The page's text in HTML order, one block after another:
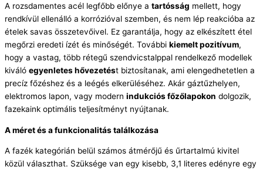
A rozsdamentes acél legfőbb előnye a tartósság mellett, hogy
rendkívül ellenálló a korrózióval szemben, és nem lép reakcióba az
ételek savas összetevőivel. Ez garantálja, hogy az elkészített étel
megőrzi eredeti ízét és minőségét. További kiemelt pozitívum,
hogy a vastag, több rétegű szendvicstalppal rendelkező modellek
kiváló egyenletes hővezetést biztosítanak, ami elengedhetetlen a
precíz főzéshez és a leégés elkerüléséhez. Akár gáztűzhelyen,
elektromos lapon, vagy modern indukciós főzőlapokon dolgozik,
fazekaink optimális teljesítményt nyújtanak.
A méret és a funkcionalitás találkozása
A fazék kategórián belül számos átmérőjű és űrtartalmú kivitel
közül választhat. Szüksége van egy kisebb, 3,1 literes edényre egy